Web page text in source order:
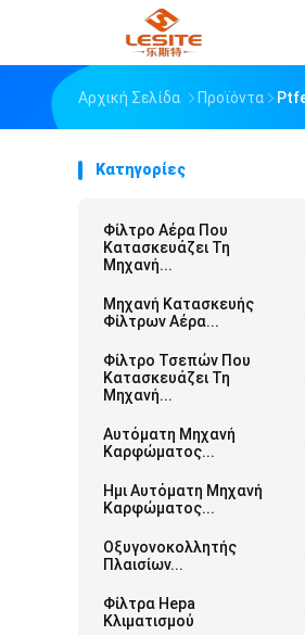
Αρχική Σελίδα Προϊόντα
Κατηγορίες
Φίλτρο Αέρα Που
Κατασκευάζει Τη
Μηχανή...
Μηχανή Κατασκευής
Φίλτρων Αέρα...
Φίλτρο Τσεπών Που
Κατασκευάζει Τη
Μηχανή...
Αυτόματη Μηχανή
Καρφώματος...
Ημι Αυτόματη Μηχανή
Καρφώματος...
Οξυγονοκολλητής
Πλαισίων...
Φίλτρα Hepa
Κλιματισμού